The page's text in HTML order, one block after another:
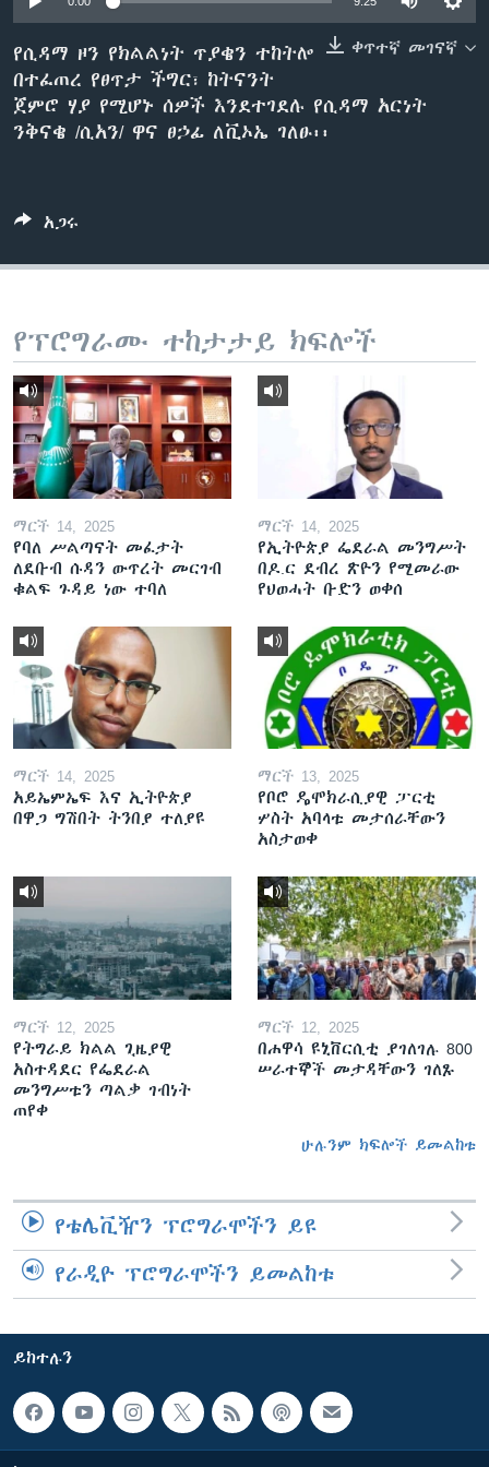
ቋንቋዎች
ቀጥተኛ መገናኛ
የሲዳማ ዞን የክልልነት ጥያቄን ተከትሎ
በተፈጠረ የፀጥታ ችግር፣ ከትናንት
ጀምሮ ሃያ የሚሆኑ ሰዎች እንደተገደሉ የሲዳማ አርነት
ንቅናቄ /ሲአን/ ዋና ፀኃፊ ለቪኦኤ ገለፁ፡፡
አጋሩ
የፕሮግራሙ ተከታታይ ክፍሎች
ማርች 14, 2025
የባለ ሥልጣናት መፈታት
ለደቡብ ሱዳን ውጥረት መርገብ
ቁልፍ ጉዳይ ነው ተባለ
ማርች 14, 2025
የኢትዮጵያ ፌደራል መንግሥት
በዶ.ር ደብረ ጽዮን የሚመራው
የህወሓት ቡድን ወቀሰ
ማርች 14, 2025
አይኤምኤፍ እና ኢትዮጵያ
በዋጋ ግሽበት ትንበያ ተለያዩ
ማርች 13, 2025
የቦሮ ዴሞክራሲያዊ ፓርቲ
ሦስት አባላቱ መታሰራቸውን
አስታወቀ
ማርች 12, 2025
የትግራይ ክልል ጊዜያዊ
አስተዳደር የፌደራል
መንግሥቱን ጣልቃ ገብነት
ጠየቀ
ማርች 12, 2025
በሐዋሳ ዩኒቨርሲቲ ያገለገሉ 800
ሠራተኞች መታዳቸውን ገለጹ
ሁሉንም ክፍሎች ይመልከቱ
የቴሌቪዥን ፕሮግራሞችን ይዩ
የራዲዮ ፕሮግራሞችን ይመልከቱ
ይከተሉን